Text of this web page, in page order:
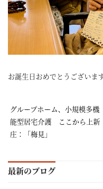
お誕生日おめでとうございま
グループホーム、小規模多機
能型居宅介護 ここから上新
庄：「梅見」
最新のブログ